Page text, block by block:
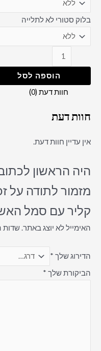
בלוק סטורי לא לתלייה
הוספה לסל
חוות דעת (0)
חוות דעת
אין עדיין חוות דעת.
מזמור לתודה על
קליר עם סמל
האימייל לא יוצג באתר.שדות
הדירוג שלך *
הביקורת שלך *